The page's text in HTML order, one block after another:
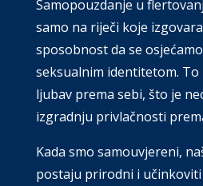
Samopouzdanje u
samo na riječi koje
sposobnost da se
seksualnim identitetom. To
ljubav prema sebi, što je
izgradnju privlačnosti
Kada smo samouvjereni,
postaju prirodni i